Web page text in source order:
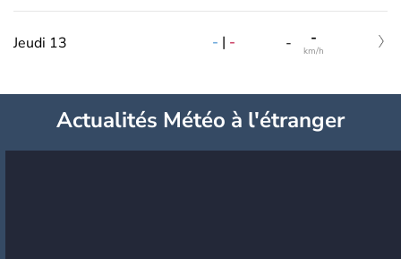
Jeudi 13 - | - - -
km/h
Actualités Météo à l'étranger